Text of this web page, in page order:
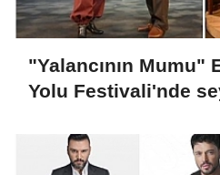
"Yalancının Mumu"
Yolu Festivali'nde